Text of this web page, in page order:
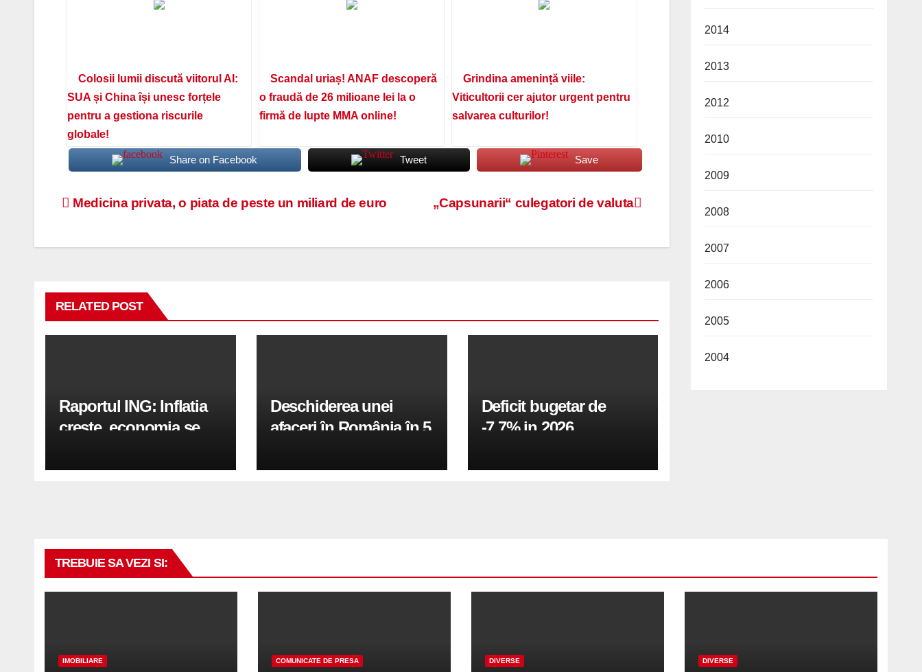
Colosii lumii discută viitorul AI:
SUA și China își unesc forțele
pentru a gestiona riscurile
globale!
Scandal uriaș! ANAF descoperă
o fraudă de 26 milioane lei la o
firmă de lupte MMA online!
Grindina amenință viile:
Viticultorii cer ajutor urgent pentru
salvarea culturilor!
Share on Facebook Tweet Save
Navigare
„Capsunarii“ culegatori de valuta
Medicina privata, o piata de peste un miliard de euro
RELATED POST
Raportul ING: Inflatia
creste, economia se
in a doua jumatate a
Deschiderea unei
afaceri în România în 5
Deficit bugetar de
-7,7% in 2026,
fiind de 6%
2014
2013
2012
2010
2009
2008
2007
2006
2005
2004
TREBUIE SA VEZI SI:
IMOBILIARE COMUNICATE DE PRESA DIVERSE DIVERSE